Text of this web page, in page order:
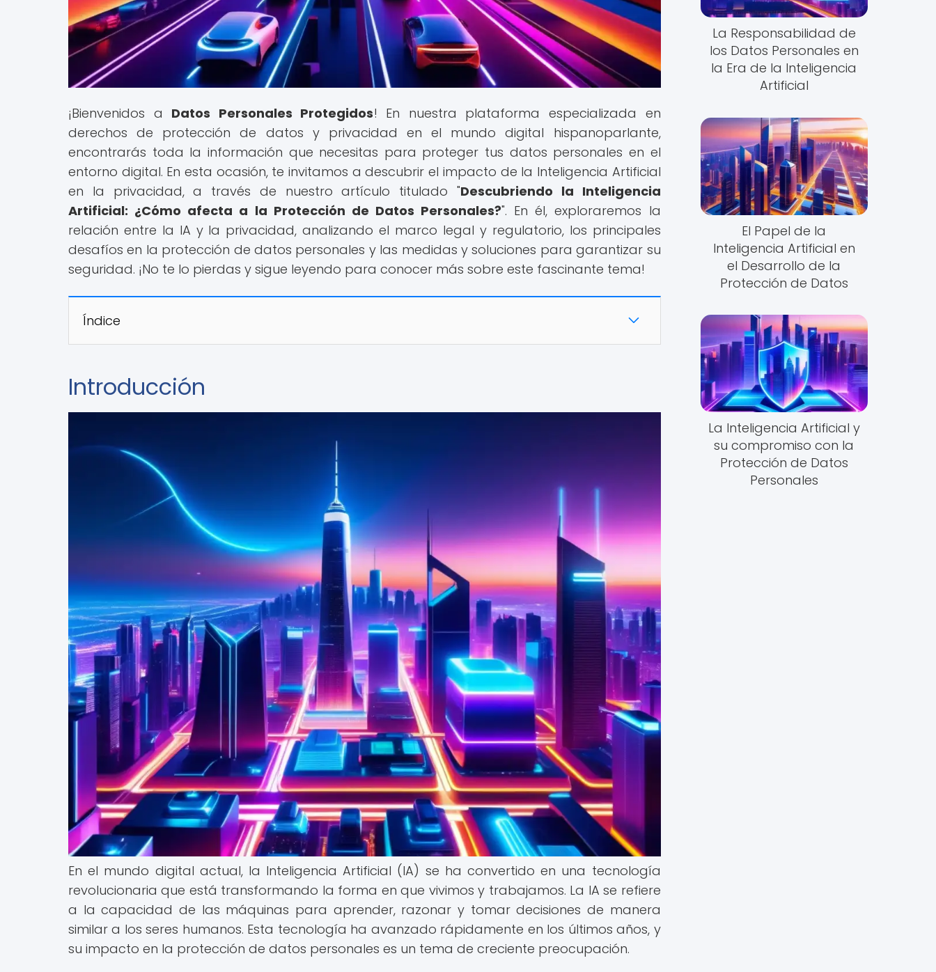
¡Bienvenidos a Datos Personales Protegidos! En nuestra plataforma especializada en
derechos de protección de datos y privacidad en el mundo digital hispanoparlante,
encontrarás toda la información que necesitas para proteger tus datos personales en el
entorno digital. En esta ocasión, te invitamos a descubrir el impacto de la Inteligencia Artificial
en la privacidad, a través de nuestro artículo titulado "Descubriendo la Inteligencia
Artificial: ¿Cómo afecta a la Protección de Datos Personales?". En él, exploraremos la
relación entre la IA y la privacidad, analizando el marco legal y regulatorio, los principales
desafíos en la protección de datos personales y las medidas y soluciones para garantizar su
seguridad. ¡No te lo pierdas y sigue leyendo para conocer más sobre este fascinante tema!
Índice
Introducción
En el mundo digital actual, la Inteligencia Artificial (IA) se ha convertido en una tecnología
revolucionaria que está transformando la forma en que vivimos y trabajamos. La IA se refiere
a la capacidad de las máquinas para aprender, razonar y tomar decisiones de manera
similar a los seres humanos. Esta tecnología ha avanzado rápidamente en los últimos años, y
su impacto en la protección de datos personales es un tema de creciente preocupación.
La Responsabilidad de
los Datos Personales en
la Era de la Inteligencia
Artificial
El Papel de la
Inteligencia Artificial en
el Desarrollo de la
Protección de Datos
La Inteligencia Artificial y
su compromiso con la
Protección de Datos
Personales